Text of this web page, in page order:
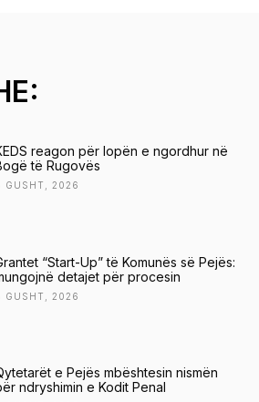
reagon për lopën e ngordhur në
të Rugovës
GUSHT, 2026
“Start-Up” të Komunës së Pejës:
detajet për procesin
GUSHT, 2026
e Pejës mbështesin nismën
ndryshimin e Kodit Penal